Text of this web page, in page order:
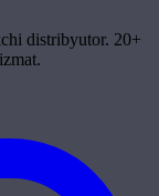
distribyutor. 20+